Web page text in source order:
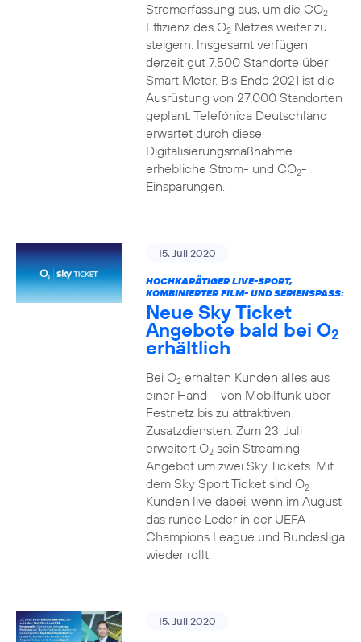
Stromerfassung aus, um die CO2-
Effizienz des O2Netzes weiter zu
steigern. Insgesamt verfügen
derzeit gut 7.500 Standorte über
Smart Meter. Bis Ende 2021 ist die
Ausrüstung von 27.000 Standorten
geplant. Telefónica Deutschland
erwartet durch diese
Digitalisierungsmaßnahme
erhebliche Strom- und CO2-
Einsparungen.
15. Juli 2020
HOCHKARÄTIGER LIVE-SPORT,
KOMBINIERTER FILM- UND SERIENSPASS:
Neue Sky Ticket
Angebote bald bei O2
erhältlich
Bei O2erhalten Kunden alles aus
einer Hand – von Mobilfunk über
Festnetz bis zu attraktiven
Zusatzdiensten. Zum 23. Juli
erweitert O2sein Streaming-
Angebot um zwei Sky Tickets. Mit
dem Sky Sport Ticket sind O2
Kunden live dabei, wenn im August
das runde Leder in der UEFA
Champions League und Bundesliga
wieder rollt.
15. Juli 2020